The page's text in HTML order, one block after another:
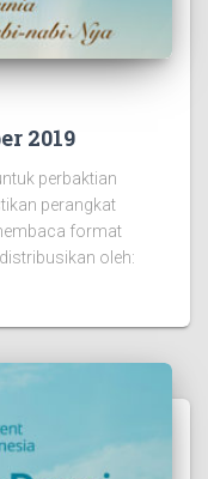
2019
perbaktian
perangkat
format
oleh: